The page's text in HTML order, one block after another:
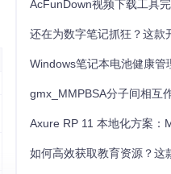
AcFunDown视频下载工具